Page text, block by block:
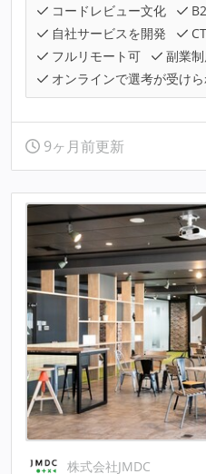
コードレビュー文化
自社サービスを開発
フルリモート可
副業
オンラインで選考が受けら
9ヶ月前更新
株式会社JMDC